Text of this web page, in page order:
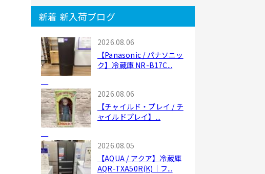
新着 新入荷ブログ
2026.08.06
【Panasonic / パナソニッ
ク】冷蔵庫 NR-B17C...
2026.08.06
【チャイルド・プレイ / チ
ャイルドプレイ】...
2026.08.05
【AQUA / アクア】冷蔵庫
AQR-TXA50R(K)｜フ...